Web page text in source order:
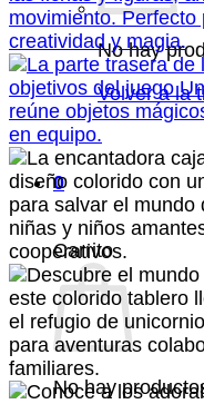
No hay
Volver a la
0
Carrito
No hay